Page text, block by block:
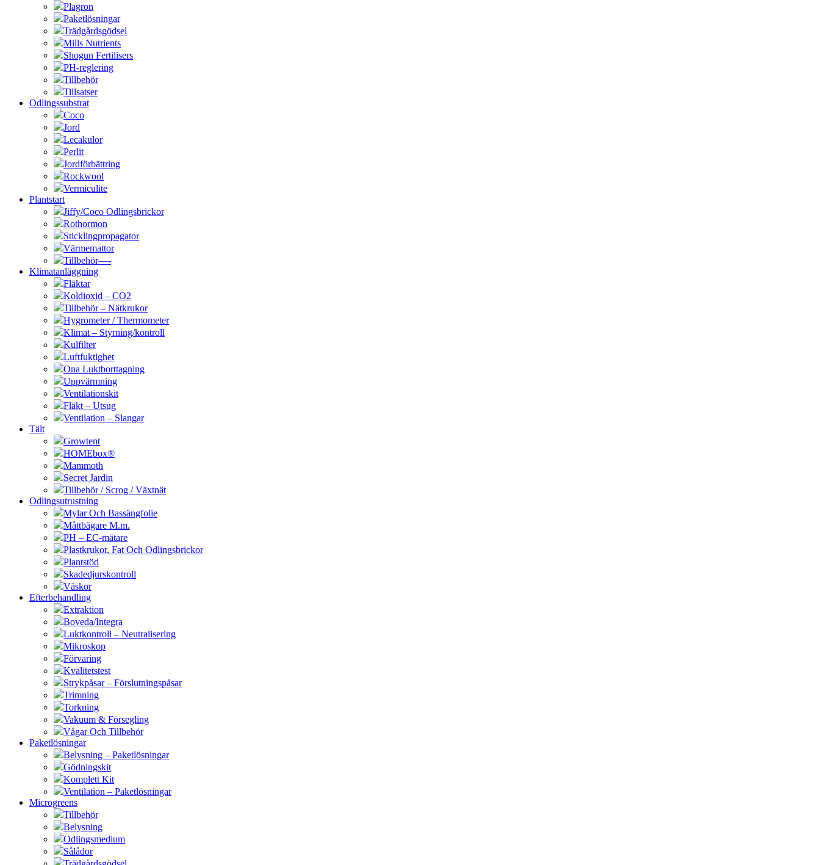
Plagron
Paketlösningar
Trädgårdsgödsel
Mills Nutrients
Shogun Fertilisers
PH-reglering
Tillbehör
Tillsatser
Odlingssubstrat
Coco
Jord
Lecakulor
Perlit
Jordförbättring
Rockwool
Vermiculite
Plantstart
Jiffy/Coco Odlingsbrickor
Rothormon
Sticklingpropagator
Värmemattor
Tillbehör—-
Klimatanläggning
Fläktar
Koldioxid – CO2
Tillbehör – Nätkrukor
Hygrometer / Thermometer
Klimat – Styrning/kontroll
Kulfilter
Luftfuktighet
Ona Luktborttagning
Uppvärmning
Ventilationskit
Fläkt – Utsug
Ventilation – Slangar
Tält
Growtent
HOMEbox®
Mammoth
Secret Jardin
Tillbehör / Scrog / Växtnät
Odlingsutrustning
Mylar Och Bassängfolie
Måttbägare M.m.
PH – EC-mätare
Plastkrukor, Fat Och Odlingsbrickor
Plantstöd
Skadedjurskontroll
Väskor
Efterbehandling
Extraktion
Boveda/Integra
Luktkontroll – Neutralisering
Mikroskop
Förvaring
Kvalitetstest
Strykpåsar – Förslutningspåsar
Trimning
Torkning
Vakuum & Försegling
Vågar Och Tillbehör
Paketlösningar
Belysning – Paketlösningar
Gödningskit
Komplett Kit
Ventilation – Paketlösningar
Microgreens
Tillbehör
Belysning
Odlingsmedium
Sålådor